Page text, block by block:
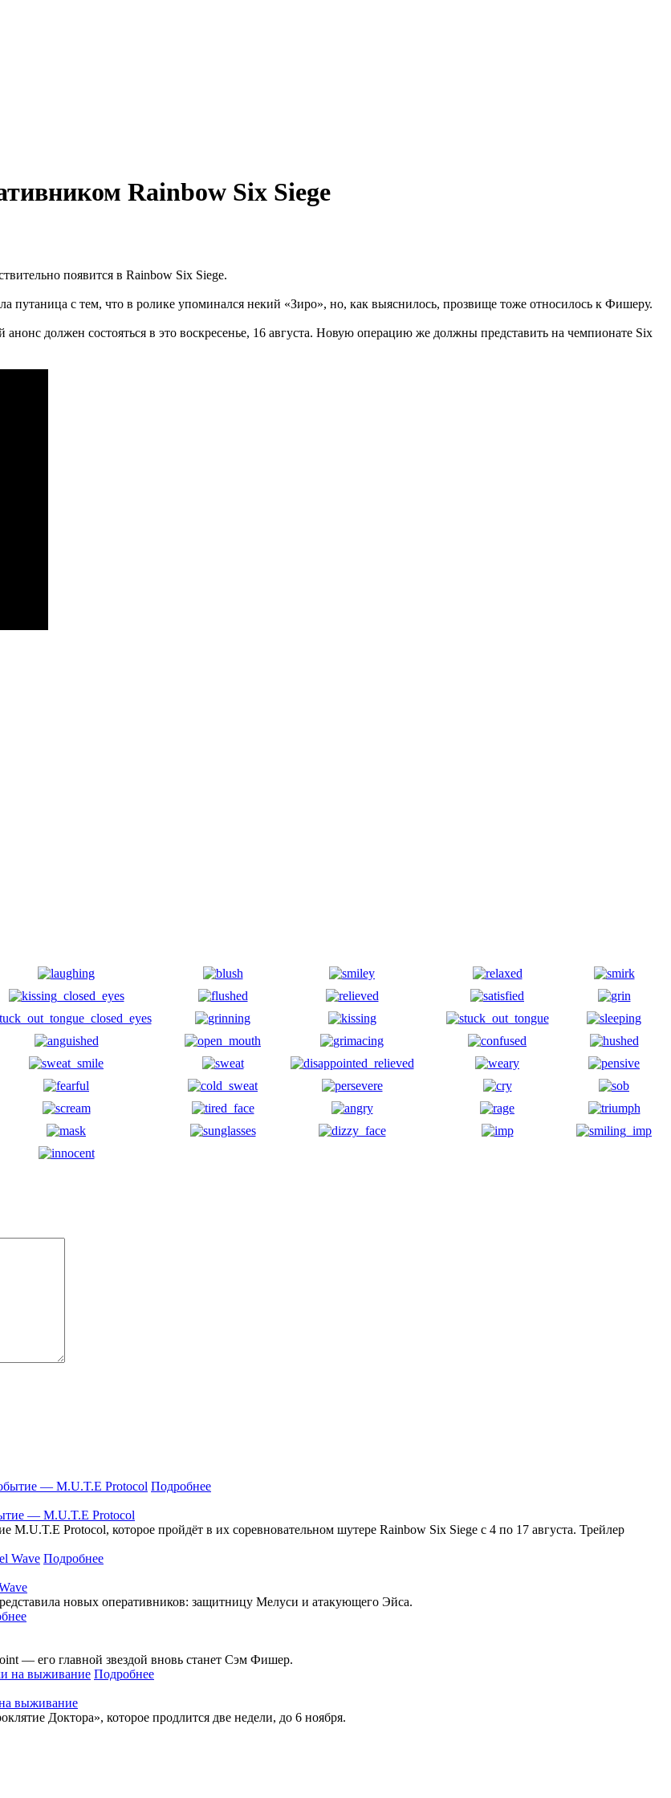
Rainbow Six Siege
появится в Rainbow Six Siege.
путаница с тем, что в ролике упоминался некий «Зиро», но, как выяснилось, прозвище тоже относилось к Фишеру.
должен состояться в это воскресенье, 16 августа. Новую операцию же должны представить на чемпионате Six
Подробнее
— M.U.T.E Protocol
M.U.T.E Protocol, которое пройдёт в их соревновательном шутере Rainbow Six Siege с 4 по 17 августа. Трейлер
Подробнее
новых оперативников: защитницу Мелуси и атакующего Эйса.
— его главной звездой вновь станет Сэм Фишер.
Подробнее
выживание
Доктора», которое продлится две недели, до 6 ноября.